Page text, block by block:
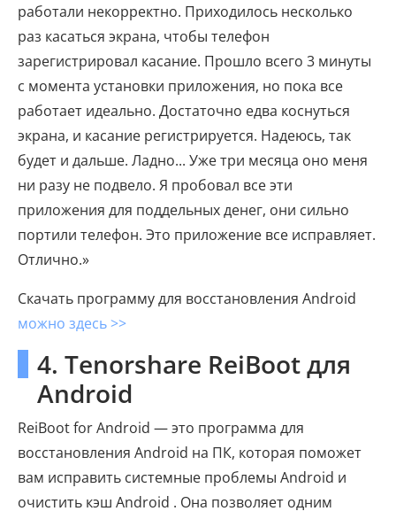
работали некорректно. Приходилось несколько
раз касаться экрана, чтобы телефон
зарегистрировал касание. Прошло всего 3 минуты
с момента установки приложения, но пока все
работает идеально. Достаточно едва коснуться
экрана, и касание регистрируется. Надеюсь, так
будет и дальше. Ладно... Уже три месяца оно меня
ни разу не подвело. Я пробовал все эти
приложения для поддельных денег, они сильно
портили телефон. Это приложение все исправляет.
Отлично.»
Скачать программу для восстановления Android
можно здесь >>
4. Tenorshare ReiBoot для
Android
ReiBoot for Android — это программа для
восстановления Android на ПК, которая поможет
вам исправить системные проблемы Android и
очистить кэш Android . Она позволяет одним